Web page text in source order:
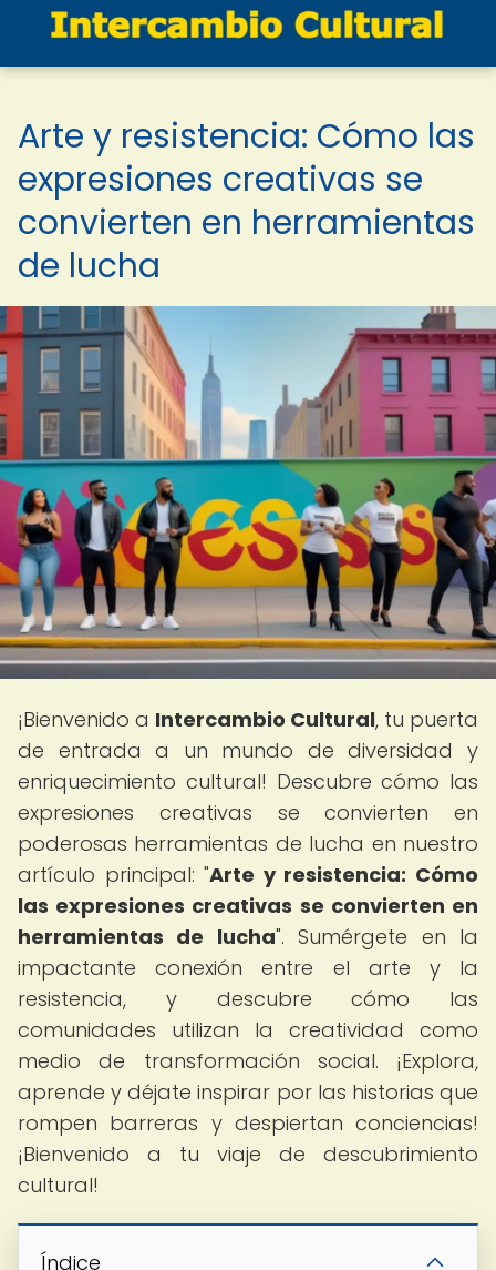
Arte y resistencia: Cómo las
expresiones creativas se
convierten en herramientas
de lucha
¡Bienvenido a Intercambio Cultural, tu puerta
de entrada a un mundo de diversidad y
enriquecimiento cultural! Descubre cómo las
expresiones creativas se convierten en
poderosas herramientas de lucha en nuestro
artículo principal: "Arte y resistencia: Cómo
las expresiones creativas se convierten en
herramientas de lucha". Sumérgete en la
impactante conexión entre el arte y la
resistencia, y descubre cómo las
comunidades utilizan la creatividad como
medio de transformación social. ¡Explora,
aprende y déjate inspirar por las historias que
rompen barreras y despiertan conciencias!
¡Bienvenido a tu viaje de descubrimiento
cultural!
Índice